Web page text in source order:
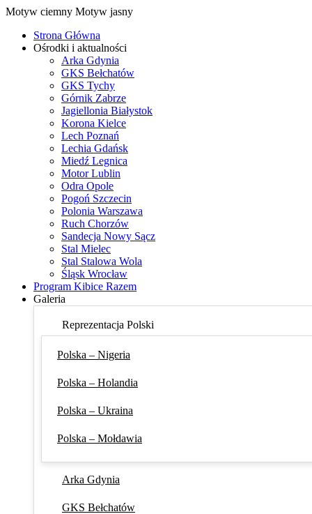
Motyw ciemny Motyw jasny
Strona Główna
Ośrodki i aktualności
Arka Gdynia
GKS Bełchatów
GKS Tychy
Górnik Zabrze
Jagiellonia Białystok
Korona Kielce
Lech Poznań
Lechia Gdańsk
Miedź Legnica
Motor Lublin
Odra Opole
Pogoń Szczecin
Polonia Warszawa
Ruch Chorzów
Sandecja Nowy Sącz
Stal Mielec
Stal Stalowa Wola
Śląsk Wrocław
Program Kibice Razem
Galeria
Reprezentacja Polski
Polska – Nigeria
Polska – Holandia
Polska – Ukraina
Polska – Mołdawia
Arka Gdynia
GKS Bełchatów